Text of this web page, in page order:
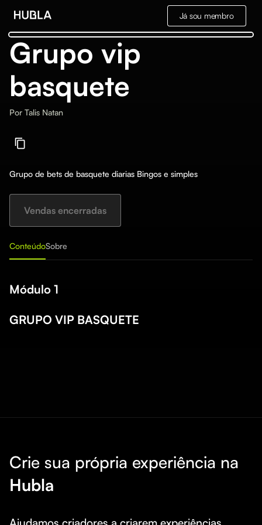
Já sou membro
Grupo vip
basquete
Por Talis Natan
Grupo de bets de basquete diarias Bingos e simples
Vendas encerradas
ConteúdoSobre
Módulo 1
GRUPO VIP BASQUETE
Crie sua própria experiência na
Hubla